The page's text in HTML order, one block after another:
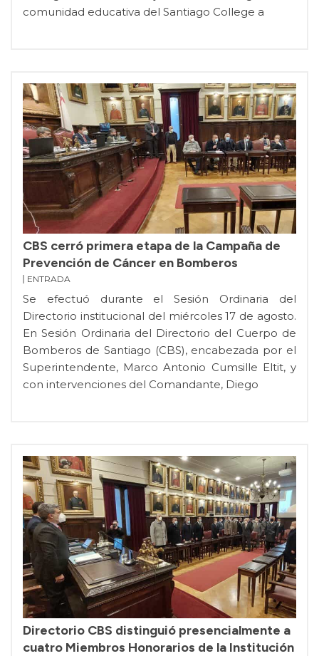
comunidad educativa del Santiago College a
CBS cerró primera etapa de la Campaña de
Prevención de Cáncer en Bomberos
ENTRADA
Se efectuó durante el Sesión Ordinaria del
Directorio institucional del miércoles 17 de agosto.
En Sesión Ordinaria del Directorio del Cuerpo de
Bomberos de Santiago (CBS), encabezada por el
Superintendente, Marco Antonio Cumsille Eltit, y
con intervenciones del Comandante, Diego
Directorio CBS distinguió presencialmente a
cuatro Miembros Honorarios de la Institución